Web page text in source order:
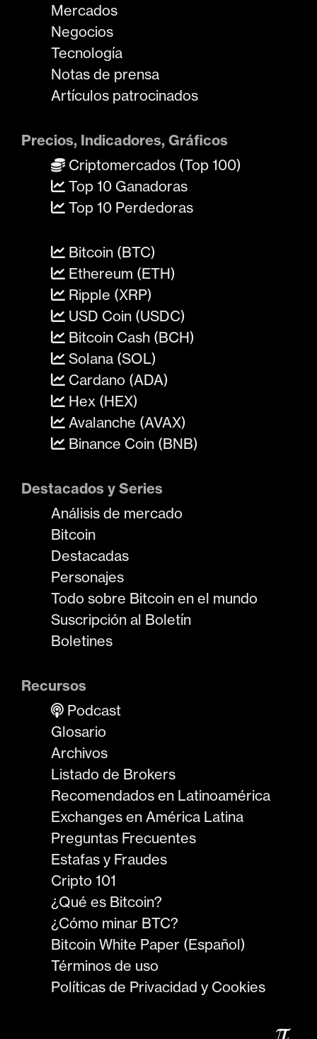
Mercados
Negocios
Tecnología
Notas de prensa
Artículos patrocinados
Precios, Indicadores, Gráficos
Criptomercados (Top 100)
Top 10 Ganadoras
Top 10 Perdedoras
Bitcoin (BTC)
Ethereum (ETH)
Ripple (XRP)
USD Coin (USDC)
Bitcoin Cash (BCH)
Solana (SOL)
Cardano (ADA)
Hex (HEX)
Avalanche (AVAX)
Binance Coin (BNB)
Destacados y Series
Análisis de mercado
Bitcoin
Destacadas
Personajes
Todo sobre Bitcoin en el mundo
Suscripción al Boletín
Boletines
Recursos
Podcast
Glosario
Archivos
Listado de Brokers
Recomendados en Latinoamérica
Exchanges en América Latina
Preguntas Frecuentes
Estafas y Fraudes
Cripto 101
¿Qué es Bitcoin?
¿Cómo minar BTC?
Bitcoin White Paper (Español)
Términos de uso
Políticas de Privacidad y Cookies
𝜋